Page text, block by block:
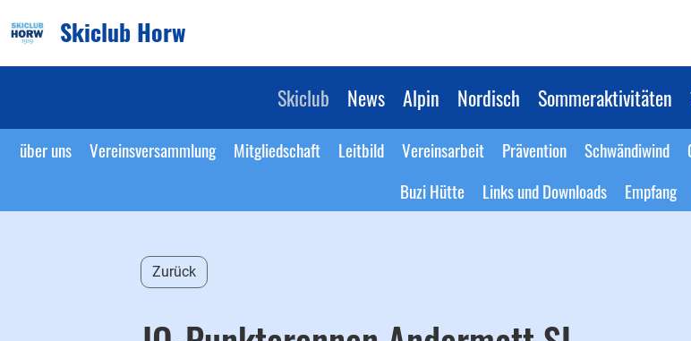
Skiclub Horw
Skiclub News Alpin Nordisch Sommeraktivitäten
über uns Vereinsversammlung Mitgliedschaft Leitbild Vereinsarbeit Prävention Schwändiwind
Buzi Hütte
Links und Downloads Empfang
Zurück